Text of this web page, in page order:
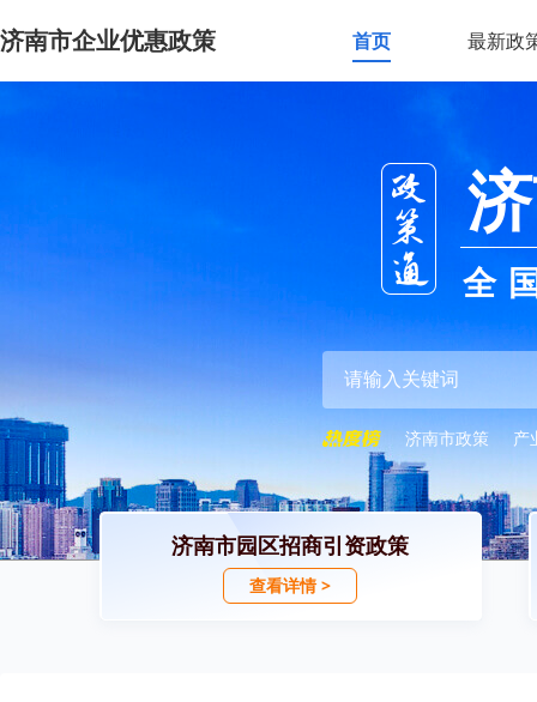
济南市企业优惠政策 首页 最新政
全
济南市政策 产
济南市园区招商引资政策
查看详情 >